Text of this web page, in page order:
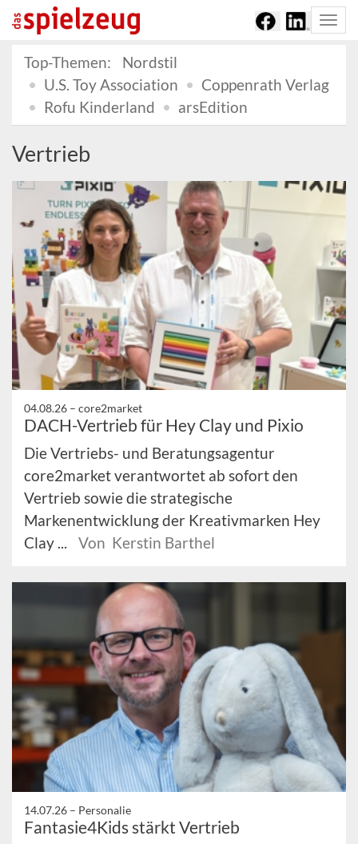
Top-Themen:
Nordstil
U.S. Toy Association
Coppenrath Verlag
Rofu Kinderland
arsEdition
Vertrieb
04.08.26 – core2market
DACH-Vertrieb für Hey Clay und Pixio
Die Vertriebs- und Beratungsagentur
core2market verantwortet ab sofort den
Vertrieb sowie die strategische
Markenentwicklung der Kreativmarken Hey
Clay ...
Von Kerstin Barthel
14.07.26 – Personalie
Fantasie4Kids stärkt Vertrieb